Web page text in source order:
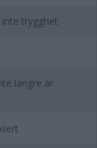
inte trygghet
längre är